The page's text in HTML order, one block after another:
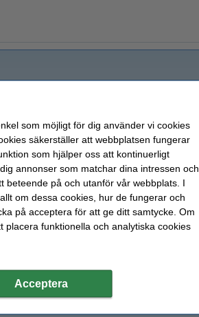
som möjligt för dig använder vi cookies
säkerställer att webbplatsen fungerar
som hjälper oss att kontinuerligt
annonser som matchar dina intressen och
beteende på och utanför vår webbplats. I
om dessa cookies, hur de fungerar och
på acceptera för att ge ditt samtycke. Om
funktionella och analytiska cookies
Acceptera